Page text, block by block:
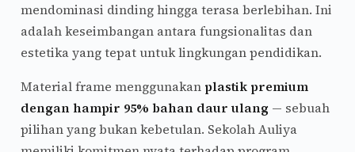
mendominasi dinding hingga terasa berlebihan. Ini
adalah keseimbangan antara fungsionalitas dan
estetika yang tepat untuk lingkungan pendidikan.
Material frame menggunakan plastik premium
dengan hampir 95% bahan daur ulang — sebuah
pilihan yang bukan kebetulan. Sekolah Auliya